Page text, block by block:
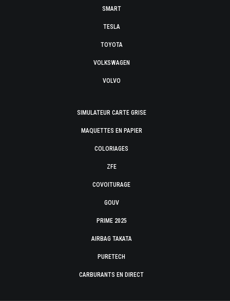
SMART
TESLA
TOYOTA
VOLKSWAGEN
VOLVO
SIMULATEUR CARTE GRISE
MAQUETTES EN PAPIER
COLORIAGES
ZFE
COVOITURAGE
GOUV
PRIME 2025
AIRBAG TAKATA
PURETECH
CARBURANTS EN DIRECT